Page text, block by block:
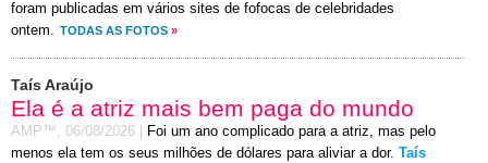
foram publicadas em vários sites de fofocas de celebridades
ontem. TODAS AS FOTOS »
Taís Araújo
Ela é a atriz mais bem paga do mundo
AMP™, 06/08/2026
Foi um ano complicado para a atriz, mas pelo
menos ela tem os seus milhões de dólares para aliviar a dor. Taís